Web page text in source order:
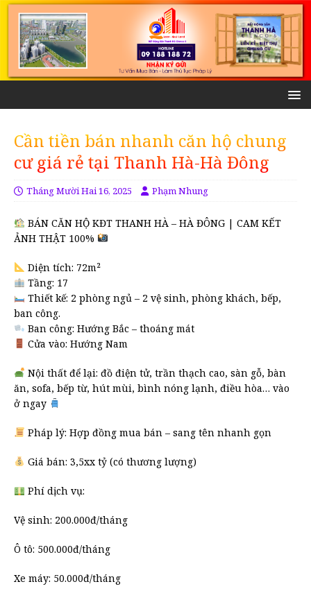
Cần tiền bán nhanh căn hộ chung
cư giá rẻ tại Thanh Hà-Hà Đông
Tháng Mười Hai 16, 2025 Phạm Nhung
BÁN CĂN HỘ KĐT THANH HÀ – HÀ ĐÔNG | CAM KẾT
ẢNH THẬT 100%
Diện tích: 72m²
Tầng: 17
Thiết kế: 2 phòng ngủ – 2 vệ sinh, phòng khách, bếp,
ban công.
Ban công: Hướng Bắc – thoáng mát
Cửa vào: Hướng Nam
Nội thất để lại: đồ điện tử, trần thạch cao, sàn gỗ, bàn
ăn, sofa, bếp từ, hút mùi, bình nóng lạnh, điều hòa… vào
ở ngay
Pháp lý: Hợp đồng mua bán – sang tên nhanh gọn
Giá bán: 3,5xx tỷ (có thương lượng)
Phí dịch vụ:
Vệ sinh: 200.000đ/tháng
Ô tô: 500.000đ/tháng
Xe máy: 50.000đ/tháng